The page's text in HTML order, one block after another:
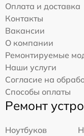
Оплата и доставка
Контакты
Вакансии
О компании
Ремонтируемые
Наши услуги
Согласие на
Способы оплаты
Ремонт
Ноутбуков